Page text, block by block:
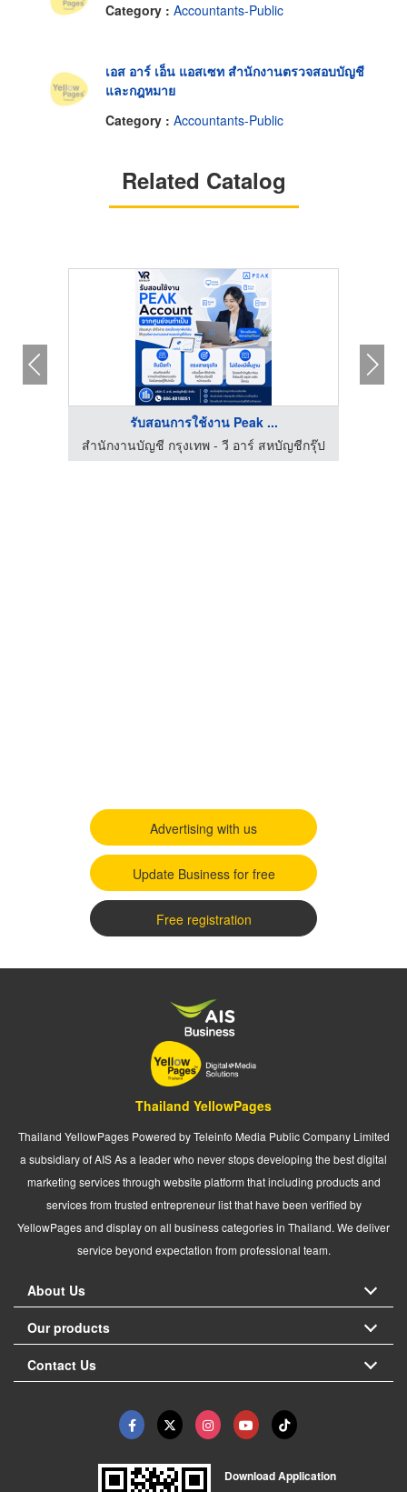
Category : Accountants-Public
เอส อาร์ เอ็น แอสเซท สำนักงานตรวจสอบบัญชี
และกฎหมาย
Category : Accountants-Public
Related Catalog
รับสอนการใช้งาน Peak ...
สำนักงานบัญชี กรุงเทพ - วี อาร์ สหบัญชีกรุ๊ป
Advertising with us
Update Business for free
Free registration
Thailand YellowPages
Thailand YellowPages Powered by Teleinfo Media Public Company Limited
a subsidiary of AIS As a leader who never stops developing the best digital
marketing services through website platform that including products and
services from trusted entrepreneur list that have been verified by
YellowPages and display on all business categories in Thailand. We deliver
service beyond expectation from professional team.
About Us
Our products
Contact Us
Download Application